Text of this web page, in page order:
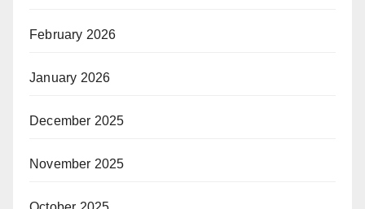
February 2026
January 2026
December 2025
November 2025